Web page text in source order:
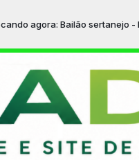
Bailão sertanejo - Parte 4